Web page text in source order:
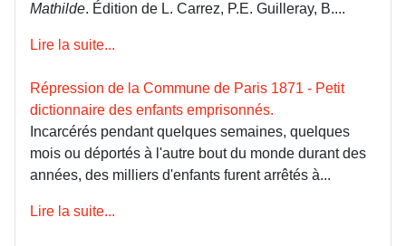
Mathilde. Édition de L. Carrez, P.E. Guilleray, B....
Lire la suite...
Répression de la Commune de Paris 1871 - Petit
dictionnaire des enfants emprisonnés.
Incarcérés pendant quelques semaines, quelques
mois ou déportés à l'autre bout du monde durant des
années, des milliers d'enfants furent arrêtés à...
Lire la suite...